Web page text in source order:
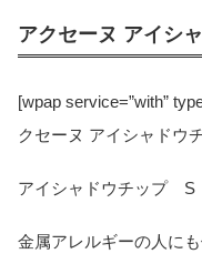
アクセーヌ アイシ
[wpap service=”with”
クセーヌ アイシャドウ
アイシャドウチップ S
金属アレルギーの人に